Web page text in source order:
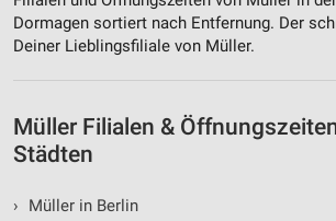
Dormagen sortiert nach Entfernung. Der
Deiner Lieblingsfiliale von Müller.
Müller Filialen &
Städten
›
Müller in Berlin
Erstellung von Profilen zur Personalisierung
von Inhalten
personalisierter Inhalte
Messung der Werbeleistung
Messung der Performance von Inhalten